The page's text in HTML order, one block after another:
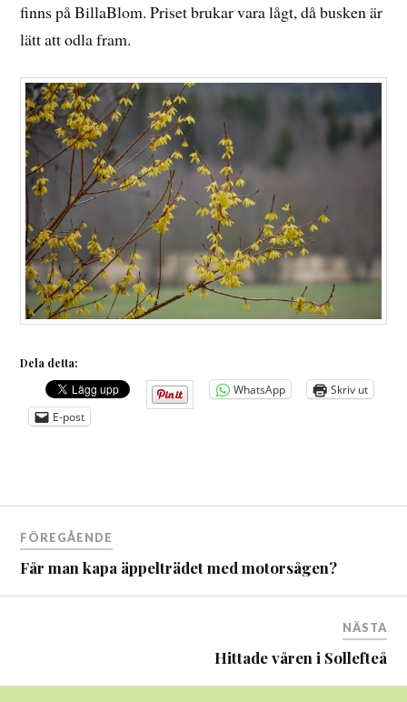
finns på BillaBlom. Priset brukar vara lågt, då busken är
lätt att odla fram.
Dela detta:
WhatsApp
Skriv ut
E-post
Inläggsnavigering
FÖREGÅENDE
Får man kapa äppelträdet med motorsågen?
NÄSTA
Hittade våren i Sollefteå